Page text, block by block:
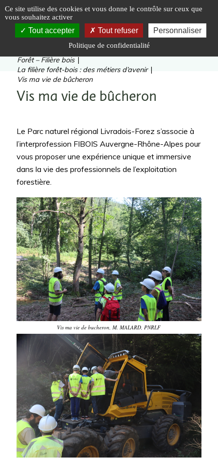
Accueil | Valoriser |
Forêt – Filière bois |
La filière forêt-bois : des métiers d’avenir |
Vis ma vie de bûcheron
Vis ma vie de bûcheron
Le Parc naturel régional Livradois-Forez s’associe à
l’interprofession FIBOIS Auvergne-Rhône-Alpes pour
vous proposer une expérience unique et immersive
dans la vie des professionnels de l’exploitation
forestière.
Vis ma vie de bucheron, M. MALARD, PNRLF
Panneau de gestion des cookies
Ce site utilise des cookies et vous donne le contrôle sur ceux que
vous souhaitez activer
Tout accepter Tout refuser Personnaliser
Politique de confidentialité